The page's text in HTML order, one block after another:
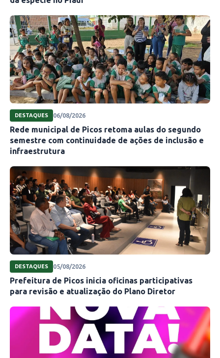
DESTAQUES 06/08/2026
Rede municipal de Picos retoma aulas do segundo
semestre com continuidade de ações de inclusão e
infraestrutura
DESTAQUES 05/08/2026
Prefeitura de Picos inicia oficinas participativas
para revisão e atualização do Plano Diretor